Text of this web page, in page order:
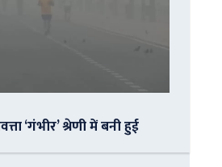
‘गंभीर’ श्रेणी में बनी हुई